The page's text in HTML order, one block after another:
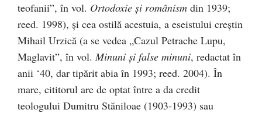
teofanii”, în vol. Ortodoxie şi românism din 1939;
reed. 1998), şi cea ostilă acestuia, a eseistului creştin
Mihail Urzică (a se vedea „Cazul Petrache Lupu,
Maglavit”, în vol. Minuni şi false minuni, redactat în
anii ‘40, dar tipărit abia în 1993; reed. 2004). În
mare, cititorul are de optat între a da credit
teologului Dumitru Stăniloae (1903-1993) sau